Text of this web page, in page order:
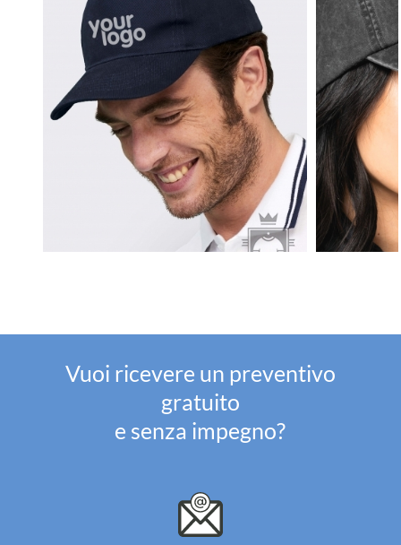
Vuoi ricevere un preventivo
gratuito
e senza impegno?